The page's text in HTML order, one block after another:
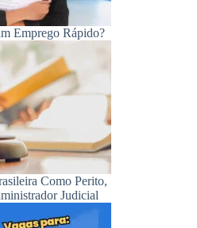
Emprego Rápido?
Como Perito,
Judicial